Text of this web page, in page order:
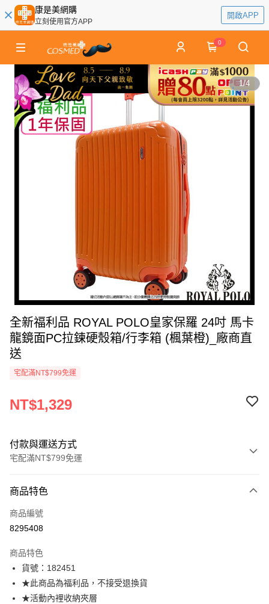
康是美網購
立刻使用官方APP
開啟APP
0
1/4
全新福利品 ROYAL POLO皇家保羅 24吋 馬卡
龍鏡面PC拉鍊硬殼箱/行李箱 (楓葉橙)_廠商直
送
宅配滿NT$799免運
NT$1,329
付款與運送方式
宅配滿NT$799免運
icash Pay
信用卡一次付款
LINE Pay
Apple Pay
商品特色
商品編號
8295408
商品特色
貨號：182451
★此商品為福利品，不接受退換貨
★活動內裡收納夾層